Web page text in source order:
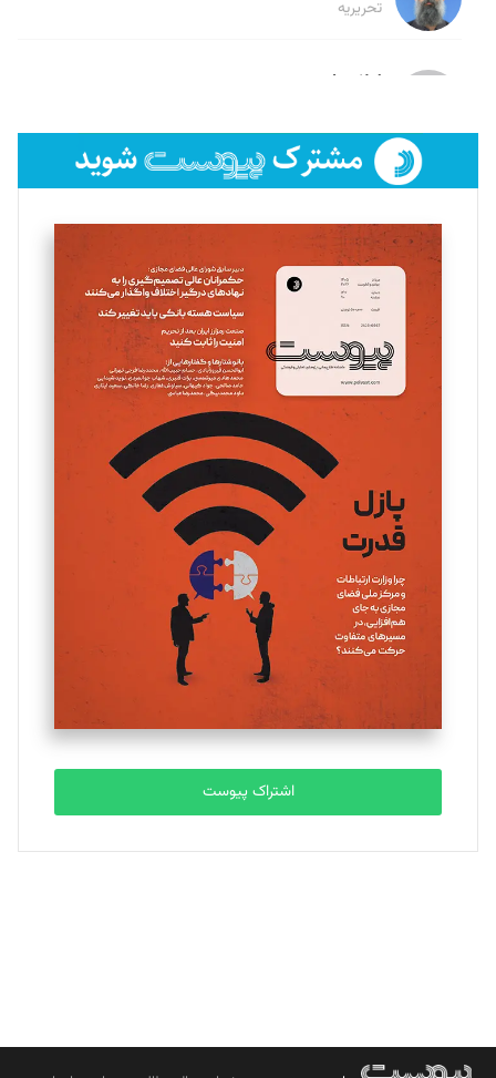
تحریریه
لیلا حنارود
فائزه فتحی رستمی
تحریریه
سروش کرمیان
تحریریه
مینا پاکدل
یسنا امان‌پور
تحریریه
ملینا جعفری
تحریریه
مصطفی مسجدی آرانی
تحریریه
بابک نقاش
تحریریه
اشتراک پیوست